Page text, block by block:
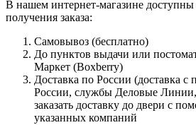
В нашем интернет-магазине доступны
получения заказа:
Самовывоз (бесплатно)
До пунктов выдачи или
Маркет (Boxberry)
Доставка по России (доставка
России, службы Деловые
заказать доставку до двери с
указанных компаний